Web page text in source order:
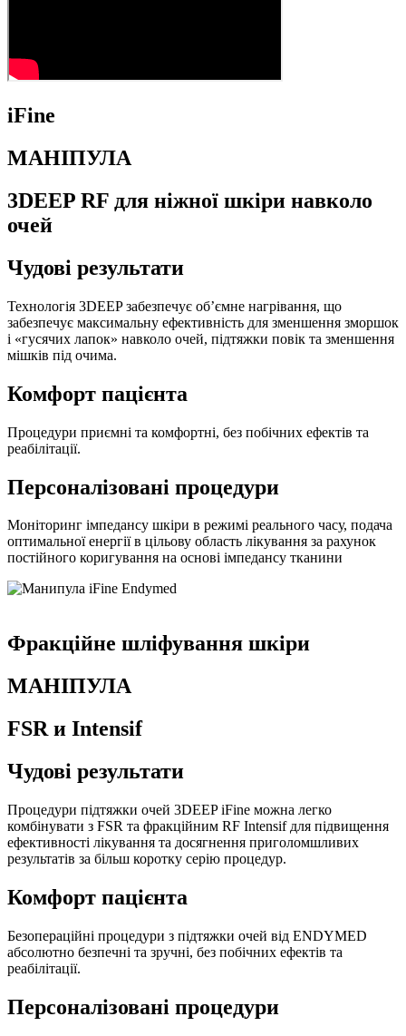
iFine
МАНІПУЛА
3DEEP RF для ніжної шкіри навколо
очей
Чудові результати
Технологія 3DEEP забезпечує об’ємне нагрівання, що
забезпечує максимальну ефективність для зменшення зморшок
і «гусячих лапок» навколо очей, підтяжки повік та зменшення
мішків під очима.
Комфорт пацієнта
Процедури приємні та комфортні, без побічних ефектів та
реабілітації.
Персоналізовані процедури
Моніторинг імпедансу шкіри в режимі реального часу, подача
оптимальної енергії в цільову область лікування за рахунок
постійного коригування на основі імпедансу тканини
Фракційне шліфування шкіри
МАНІПУЛА
FSR и Intensif
Чудові результати
Процедури підтяжки очей 3DEEP iFine можна легко
комбінувати з FSR та фракційним RF Intensif для підвищення
ефективності лікування та досягнення приголомшливих
результатів за більш коротку серію процедур.
Комфорт пацієнта
Безопераційні процедури з підтяжки очей від ENDYMED
абсолютно безпечні та зручні, без побічних ефектів та
реабілітації.
Персоналізовані процедури